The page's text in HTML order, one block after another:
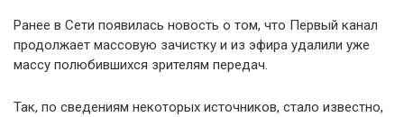
Ранее в Сети появилась новость о том, что Первый канал
продолжает массовую зачистку и из эфира удалили уже
массу полюбившихся зрителям передач.
Так, по сведениям некоторых источников, стало известно,